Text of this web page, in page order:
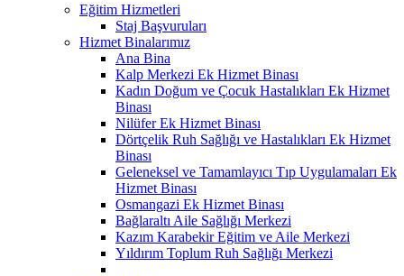
Eğitim Hizmetleri
Staj Başvuruları
Hizmet Binalarımız
Ana Bina
Kalp Merkezi Ek Hizmet Binası
Kadın Doğum ve Çocuk Hastalıkları Ek Hizmet
Binası
Nilüfer Ek Hizmet Binası
Dörtçelik Ruh Sağlığı ve Hastalıkları Ek Hizmet
Binası
Geleneksel ve Tamamlayıcı Tıp Uygulamaları Ek
Hizmet Binası
Osmangazi Ek Hizmet Binası
Bağlaraltı Aile Sağlığı Merkezi
Kazım Karabekir Eğitim ve Aile Merkezi
Yıldırım Toplum Ruh Sağlığı Merkezi